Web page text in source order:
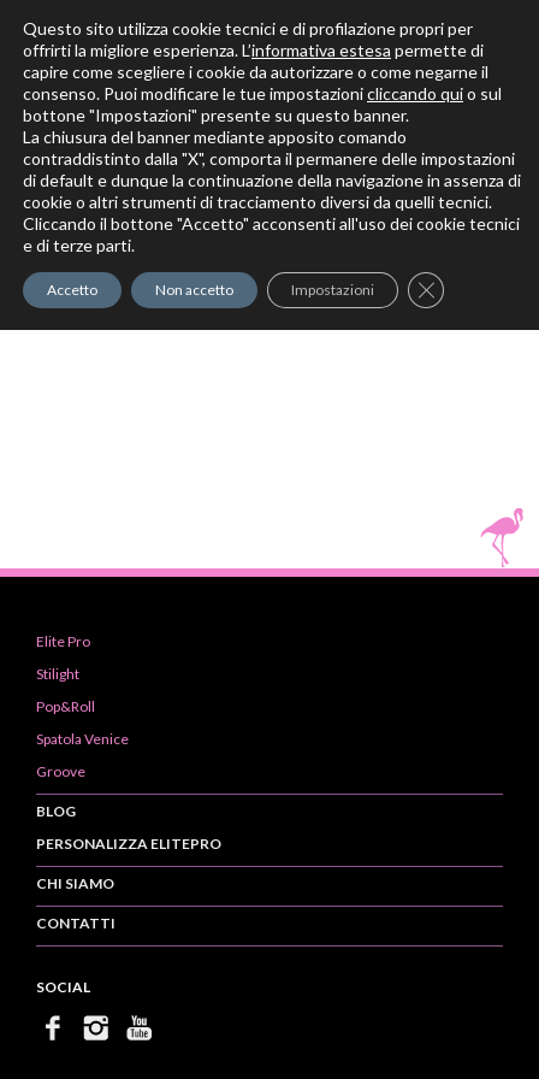
Solo per veri decoratori
Elite Pro
Elite Pro
Stilight
Pop&Roll
Spatola Venice
Groove
BLOG
PERSONALIZZA ELITEPRO
CHI SIAMO
CONTATTI
SOCIAL
Questo sito utilizza cookie tecnici e di profilazione propri per
offrirti la migliore esperienza. L’informativa estesa permette di
capire come scegliere i cookie da autorizzare o come negarne il
consenso. Puoi modificare le tue impostazionicliccando quio sul
bottone "Impostazioni" presente su questo banner.
La chiusura del banner mediante apposito comando
contraddistinto dalla "X", comporta il permanere delle impostazioni
di default e dunque la continuazione della navigazione in assenza di
cookie o altri strumenti di tracciamento diversi da quelli tecnici.
Cliccando il bottone "Accetto" acconsenti all'uso dei cookie tecnici
e di terze parti.
Accetto Non accetto Impostazioni Close GDPR